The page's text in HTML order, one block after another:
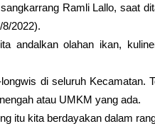
Ramli Lallo, saat
2022).
andalkan olahan ikan,
di seluruh Kecamatan.
atau UMKM yang ada.
itu kita berdayakan dalam